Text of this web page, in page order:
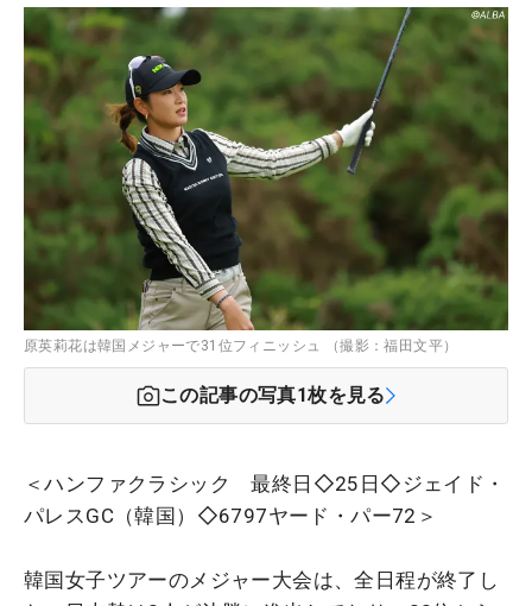
原英莉花は韓国メジャーで31位フィニッシュ （撮影：福田文平）
この記事の写真1枚を見る
＜ハンファクラシック 最終日◇25日◇ジェイド・
パレスGC（韓国）◇6797ヤード・パー72＞
韓国女子ツアーのメジャー大会は、全日程が終了し